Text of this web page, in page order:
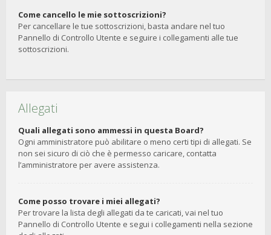
Come cancello le mie sottoscrizioni?
Per cancellare le tue sottoscrizioni, basta andare nel tuo
Pannello di Controllo Utente e seguire i collegamenti alle tue
sottoscrizioni.
Allegati
Quali allegati sono ammessi in questa Board?
Ogni amministratore può abilitare o meno certi tipi di allegati. Se
non sei sicuro di ciò che è permesso caricare, contatta
l’amministratore per avere assistenza.
Come posso trovare i miei allegati?
Per trovare la lista degli allegati da te caricati, vai nel tuo
Pannello di Controllo Utente e segui i collegamenti nella sezione